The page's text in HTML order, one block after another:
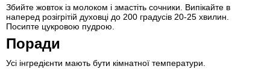
Збийте жовток із молоком і змастіть сочники. Випікайте в
наперед розігрітій духовці до 200 градусів 20-25 хвилин.
Посипте цукровою пудрою.
Поради
Усі інгредієнти мають бути кімнатної температури.